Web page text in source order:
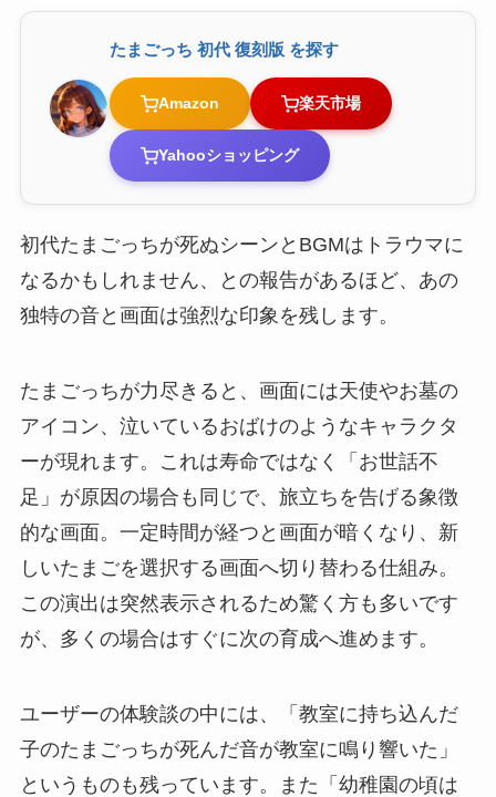
たまごっち 初代 復刻版 を探す
Amazon 楽天市場
Yahooショッピング
初代たまごっちが死ぬシーンとBGMはトラウマに
なるかもしれません、との報告があるほど、あの
独特の音と画面は強烈な印象を残します。
たまごっちが力尽きると、画面には天使やお墓の
アイコン、泣いているおばけのようなキャラクタ
ーが現れます。これは寿命ではなく「お世話不
足」が原因の場合も同じで、旅立ちを告げる象徴
的な画面。一定時間が経つと画面が暗くなり、新
しいたまごを選択する画面へ切り替わる仕組み。
この演出は突然表示されるため驚く方も多いです
が、多くの場合はすぐに次の育成へ進めます。
ユーザーの体験談の中には、「教室に持ち込んだ
子のたまごっちが死んだ音が教室に鳴り響いた」
というものも残っています。また「幼稚園の頃は